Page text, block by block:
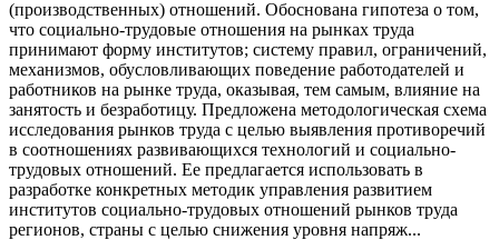
(производственных) отношений. Обоснована гипотеза о том,
что социально-трудовые отношения на рынках труда
принимают форму институтов; систему правил, ограничений,
механизмов, обусловливающих поведение работодателей и
работников на рынке труда, оказывая, тем самым, влияние на
занятость и безработицу. Предложена методологическая схема
исследования рынков труда с целью выявления противоречий
в соотношениях развивающихся технологий и социально-
трудовых отношений. Ее предлагается использовать в
разработке конкретных методик управления развитием
институтов социально-трудовых отношений рынков труда
регионов, страны с целью снижения уровня напряж...